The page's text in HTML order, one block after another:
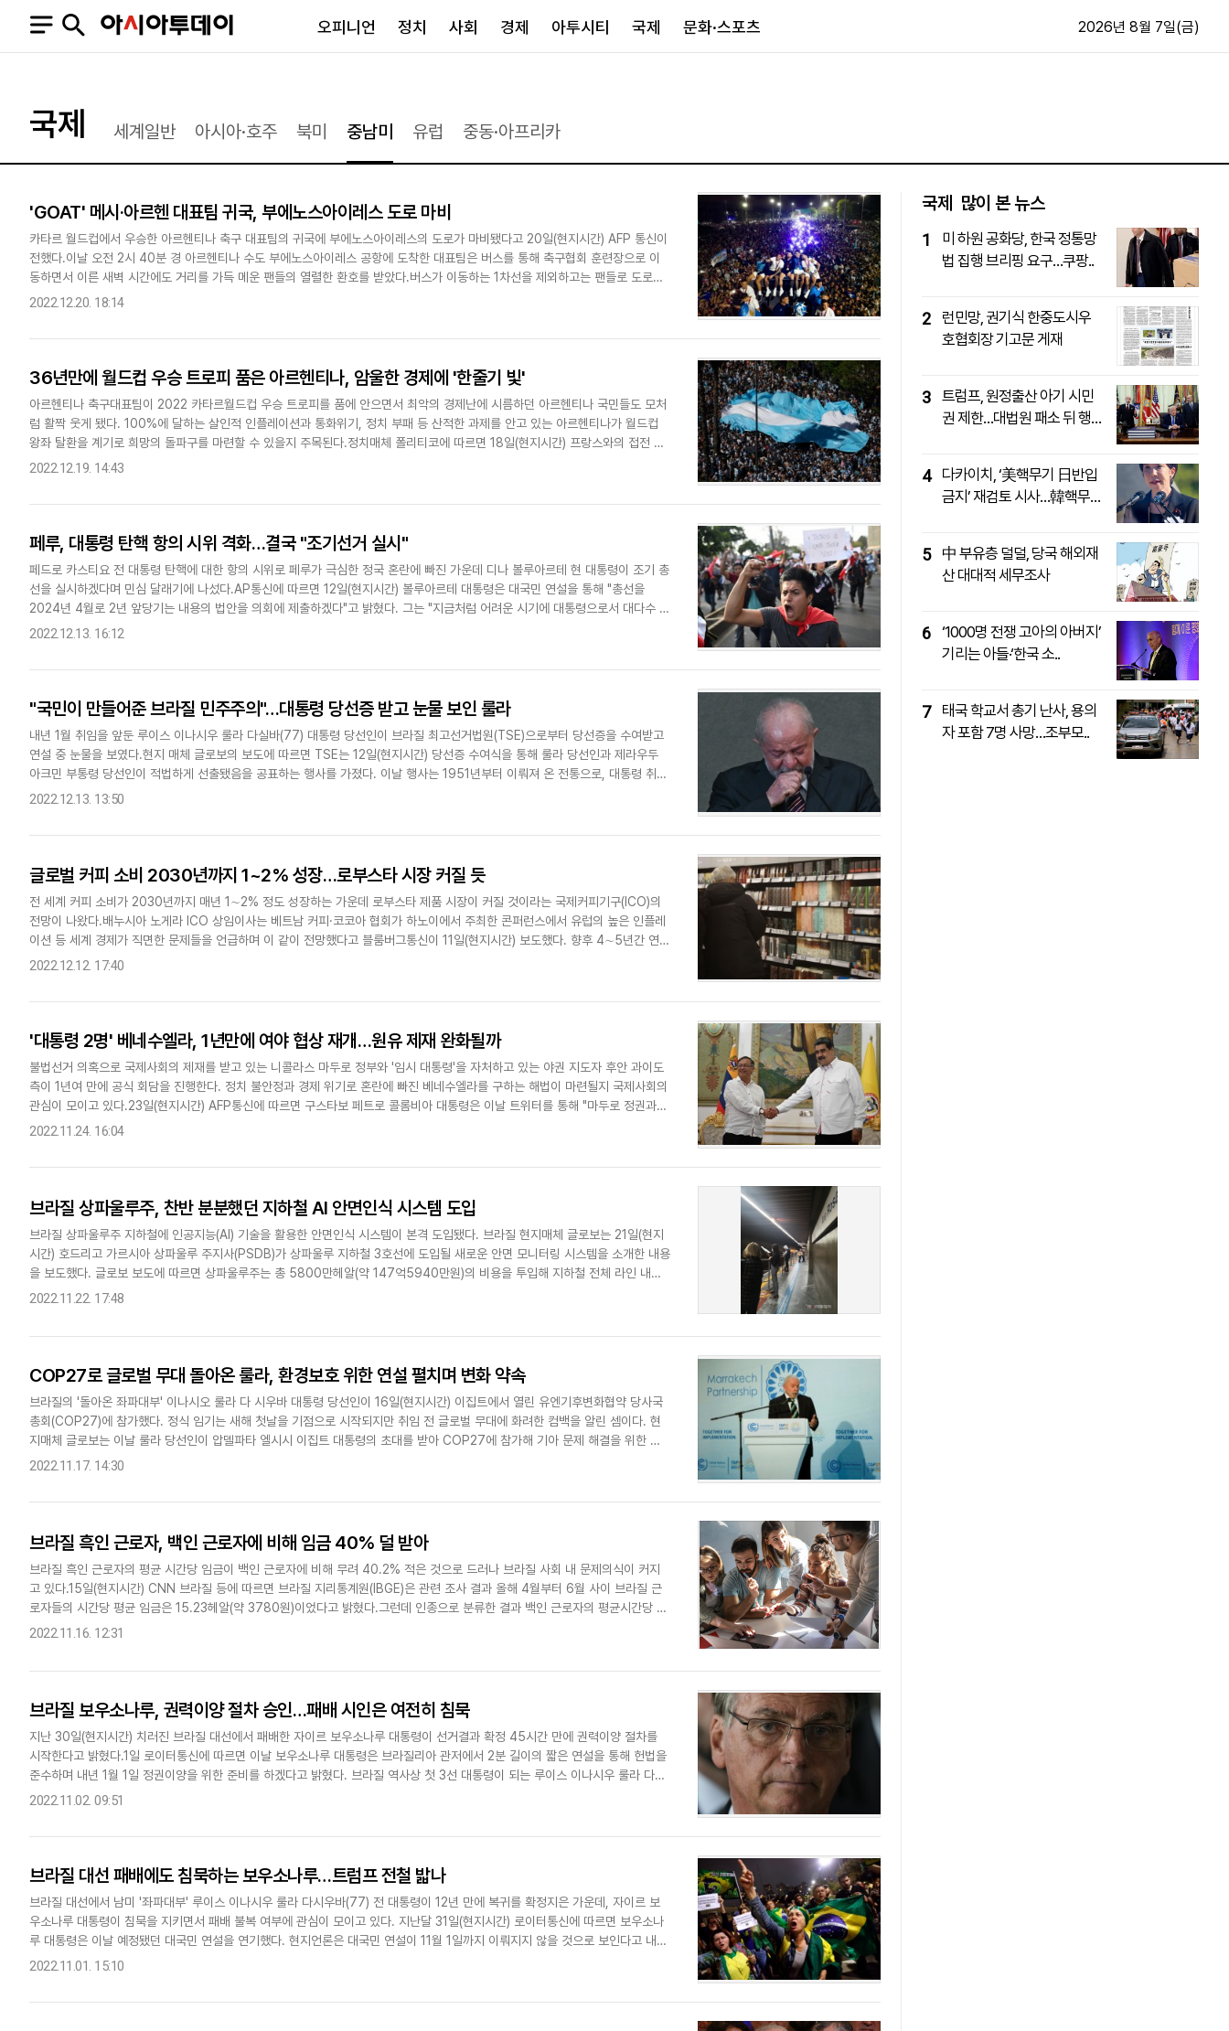
사설
피플
정치일반
북한
외교
국방
사회일반
사건·사고
교육·행정
노동·복지·환경
보건·의학
경제일반
IT·과학
부동산
영남
호남
중남미
유럽
중동·아프리카
지면보기
구독신청
First Edition
후원하기
알립니다
SNS 뉴스스탠드 네이버블로그 아투TV(유튜브) 페이스북 인스타그램
다국어뉴스 ENGLISH 中文 Tiếng Việt 패밀리사이트 대학동문골프최강전
오피니언 정치 사회 경제 아투시티 국제 문화·스포츠 2026년 8월 7일(금)
국제 세계일반 아시아·호주 북미 중남미 유럽 중동·아프리카
'GOAT' 메시·아르헨 대표팀 귀국, 부에노스아이레스 도로 마비
카타르 월드컵에서 우승한 아르헨티나 축구 대표팀의 귀국에 부에노스아이레스의 도로가 마비됐다고 20일(현지시간) AFP 통신이
전했다.이날 오전 2시 40분 경 아르헨티나 수도 부에노스아이레스 공항에 도착한 대표팀은 버스를 통해 축구협회 훈련장으로 이
동하면서 이른 새벽 시간에도 거리를 가득 메운 팬들의 열렬한 환호를 받았다.버스가 이동하는 1차선을 제외하고는 팬들로 도로가
2022.12.20. 18:14
36년만에 월드컵 우승 트로피 품은 아르헨티나, 암울한 경제에 '한줄기 빛'
아르헨티나 축구대표팀이 2022 카타르월드컵 우승 트로피를 품에 안으면서 최악의 경제난에 시름하던 아르헨티나 국민들도 모처
럼 활짝 웃게 됐다. 100%에 달하는 살인적 인플레이션과 통화위기, 정치 부패 등 산적한 과제를 안고 있는 아르헨티나가 월드컵
왕좌 탈환을 계기로 희망의 돌파구를 마련할 수 있을지 주목된다.정치매체 폴리티코에 따르면 18일(현지시간) 프랑스와의 접전 끝
에 아르헨티나의 승리가 확정되자 수도 부에노스아이레스 거리에 모인 수십..
2022.12.19. 14:43
페루, 대통령 탄핵 항의 시위 격화…결국 "조기선거 실시"
페드로 카스티요 전 대통령 탄핵에 대한 항의 시위로 페루가 극심한 정국 혼란에 빠진 가운데 디나 볼루아르테 현 대통령이 조기 총
선을 실시하겠다며 민심 달래기에 나섰다.AP통신에 따르면 12일(현지시간) 볼루아르테 대통령은 대국민 연설을 통해 "총선을
2024년 4월로 2년 앞당기는 내용의 법안을 의회에 제출하겠다"고 밝혔다. 그는 "지금처럼 어려운 시기에 대통령으로서 대다수 국
민의 열망과 걱정에 귀 기울이는 것이 나의 의무"라고 덧붙였다.지난..
2022.12.13. 16:12
"국민이 만들어준 브라질 민주주의"…대통령 당선증 받고 눈물 보인 룰라
내년 1월 취임을 앞둔 루이스 이나시우 룰라 다실바(77) 대통령 당선인이 브라질 최고선거법원(TSE)으로부터 당선증을 수여받고
연설 중 눈물을 보였다.현지 매체 글로보의 보도에 따르면 TSE는 12일(현지시간) 당선증 수여식을 통해 룰라 당선인과 제라우두
아크민 부통령 당선인이 적법하게 선출됐음을 공표하는 행사를 가졌다. 이날 행사는 1951년부터 이뤄져 온 전통으로, 대통령 취임
을 위한 법적 절차와 선거 과정이 공식적으로 종결됐음을 의미한..
2022.12.13. 13:50
글로벌 커피 소비 2030년까지 1~2% 성장…로부스타 시장 커질 듯
전 세계 커피 소비가 2030년까지 매년 1∼2% 정도 성장하는 가운데 로부스타 제품 시장이 커질 것이라는 국제커피기구(ICO)의
전망이 나왔다.배누시아 노게라 ICO 상임이사는 베트남 커피·코코아 협회가 하노이에서 주최한 콘퍼런스에서 유럽의 높은 인플레
이션 등 세계 경제가 직면한 문제들을 언급하며 이 같이 전망했다고 블룸버그통신이 11일(현지시간) 보도했다. 향후 4∼5년간 연평
균 3.3%의 성장세를 보일 것이라는 이전 전망보다는 낮아진 수..
2022.12.12. 17:40
'대통령 2명' 베네수엘라, 1년만에 여야 협상 재개…원유 제재 완화될까
불법선거 의혹으로 국제사회의 제재를 받고 있는 니콜라스 마두로 정부와 '임시 대통령'을 자처하고 있는 야권 지도자 후안 과이도
측이 1년여 만에 공식 회담을 진행한다. 정치 불안정과 경제 위기로 혼란에 빠진 베네수엘라를 구하는 해법이 마련될지 국제사회의
관심이 모이고 있다.23일(현지시간) AFP통신에 따르면 구스타보 페트로 콜롬비아 대통령은 이날 트위터를 통해 "마두로 정권과
야권의 회담이 오는 25~26일 재개될 것"이라고 밝혔다. 페트로..
2022.11.24. 16:04
브라질 상파울루주, 찬반 분분했던 지하철 AI 안면인식 시스템 도입
브라질 상파울루주 지하철에 인공지능(AI) 기술을 활용한 안면인식 시스템이 본격 도입됐다. 브라질 현지매체 글로보는 21일(현지
시간) 호드리고 가르시아 상파울루 주지사(PSDB)가 상파울루 지하철 3호선에 도입될 새로운 안면 모니터링 시스템을 소개한 내용
을 보도했다. 글로보 보도에 따르면 상파울루주는 총 5800만헤알(약 147억5940만원)의 비용을 투입해 지하철 전체 라인 내
5000여대의 모니터링 카메라를 설치할 예정이다. 3호선 18개..
2022.11.22. 17:48
COP27로 글로벌 무대 돌아온 룰라, 환경보호 위한 연설 펼치며 변화 약속
브라질의 '돌아온 좌파대부' 이나시오 룰라 다 시우바 대통령 당선인이 16일(현지시간) 이집트에서 열린 유엔기후변화협약 당사국
총회(COP27)에 참가했다. 정식 임기는 새해 첫날을 기점으로 시작되지만 취임 전 글로벌 무대에 화려한 컴백을 알린 셈이다. 현
지매체 글로보는 이날 룰라 당선인이 압델파타 엘시시 이집트 대통령의 초대를 받아 COP27에 참가해 기아 문제 해결을 위한 글
로벌 동맹을 제안하고 기후 변화 대응을 위한 강국들의 자원을 요청하..
2022.11.17. 14:30
브라질 흑인 근로자, 백인 근로자에 비해 임금 40% 덜 받아
브라질 흑인 근로자의 평균 시간당 임금이 백인 근로자에 비해 무려 40.2% 적은 것으로 드러나 브라질 사회 내 문제의식이 커지
고 있다.15일(현지시간) CNN 브라질 등에 따르면 브라질 지리통계원(IBGE)은 관련 조사 결과 올해 4월부터 6월 사이 브라질 근
로자들의 시간당 평균 임금은 15.23헤알(약 3780원)이었다고 밝혔다.그런데 인종으로 분류한 결과 백인 근로자의 평균시간당 임
금은 19.2헤알(약 4740원)인데 반해 흑인근로자의..
2022.11.16. 12:31
브라질 보우소나루, 권력이양 절차 승인…패배 시인은 여전히 침묵
지난 30일(현지시간) 치러진 브라질 대선에서 패배한 자이르 보우소나루 대통령이 선거결과 확정 45시간 만에 권력이양 절차를
시작한다고 밝혔다.1일 로이터통신에 따르면 이날 보우소나루 대통령은 브라질리아 관저에서 2분 길이의 짧은 연설을 통해 헌법을
준수하며 내년 1월 1일 정권이양을 위한 준비를 하겠다고 밝혔다. 브라질 역사상 첫 3선 대통령이 되는 루이스 이나시우 룰라 다시
우바 당선인은 내년 1월 1일 임기를 시작한다.보우소나루 대통령은..
2022.11.02. 09:51
브라질 대선 패배에도 침묵하는 보우소나루…트럼프 전철 밟나
브라질 대선에서 남미 '좌파대부' 루이스 이나시우 룰라 다시우바(77) 전 대통령이 12년 만에 복귀를 확정지은 가운데, 자이르 보
우소나루 대통령이 침묵을 지키면서 패배 불복 여부에 관심이 모이고 있다. 지난달 31일(현지시간) 로이터통신에 따르면 보우소나
루 대통령은 이날 예정됐던 대국민 연설을 연기했다. 현지언론은 대국민 연설이 11월 1일까지 이뤄지지 않을 것으로 보인다고 내다
봤다. 보우소나루 대통령은 이날 아침 자택을 떠나 대통령궁으로..
2022.11.01. 15:10
국제 많이 본 뉴스
1
미 하원 공화당, 한국 정통망
법 집행 브리핑 요구…쿠팡..
2
런민망, 권기식 한중도시우
호협회장 기고문 게재
3 트럼프, 원정출산 아기 시민
권 제한…대법원 패소 뒤 행
4
다카이치, ‘美핵무기 日반입
금지’ 재검토 시사…韓핵무
5
中 부유층 덜덜, 당국 해외재
산 대대적 세무조사
6 ‘1000명 전쟁 고아의 아버지’
기리는 아들·‘한국 소..
7
태국 학교서 총기 난사, 용의
자 포함 7명 사망…조부모..